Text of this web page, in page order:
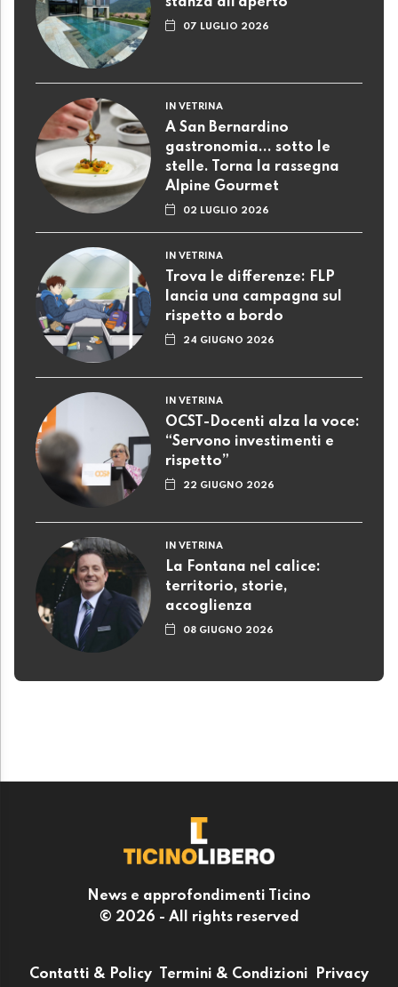
07 LUGLIO 2026
IN VETRINA
A San Bernardino
gastronomia... sotto le
stelle. Torna la rassegna
Alpine Gourmet
02 LUGLIO 2026
IN VETRINA
Trova le differenze: FLP
lancia una campagna sul
rispetto a bordo
24 GIUGNO 2026
IN VETRINA
OCST-Docenti alza la voce:
“Servono investimenti e
rispetto”
22 GIUGNO 2026
IN VETRINA
La Fontana nel calice:
territorio, storie,
accoglienza
08 GIUGNO 2026
News e approfondimenti Ticino
© 2026 - All rights reserved
Contatti & Policy Termini & Condizioni Privacy